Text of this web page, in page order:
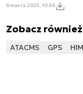
6 marca 2025, 10:56
Zobacz również
ATACMS GPS